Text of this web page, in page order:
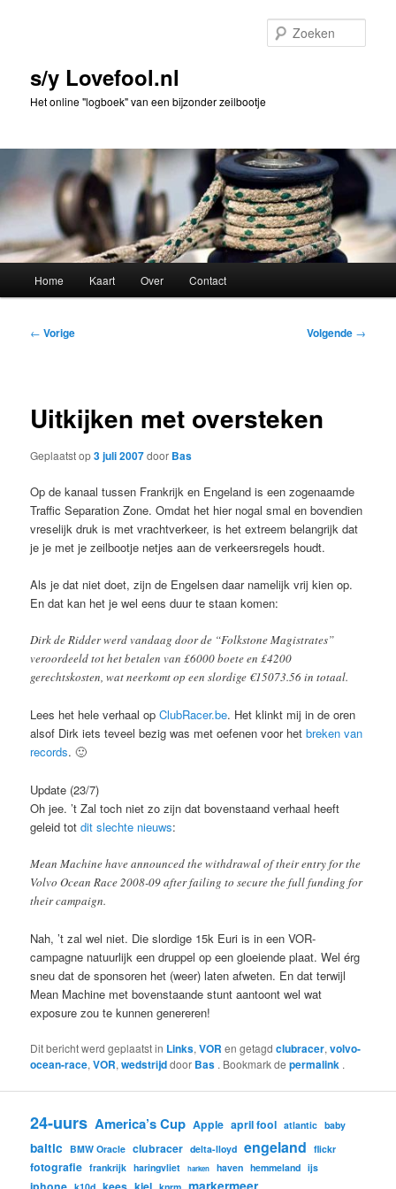
inhouds/y Lovefool.nl
Het online "logboek" van een bijzonder zeilbootje
Home Kaart Over Contact
Bericht
← Vorige Volgende →
Uitkijken met oversteken
Geplaatst op3 juli 2007door Bas
Op de kanaal tussen Frankrijk en Engeland is een zogenaamde
Traffic Separation Zone. Omdat het hier nogal smal en bovendien
vreselijk druk is met vrachtverkeer, is het extreem belangrijk dat
je je met je zeilbootje netjes aan de verkeersregels houdt.
Als je dat niet doet, zijn de Engelsen daar namelijk vrij kien op.
En dat kan het je wel eens duur te staan komen:
Dirk de Ridder werd vandaag door de “Folkstone Magistrates”
veroordeeld tot het betalen van £6000 boete en £4200
gerechtskosten, wat neerkomt op een slordige €15073.56 in totaal.
Lees het hele verhaal opClubRacer.be. Het klinkt mij in de oren
alsof Dirk iets teveel bezig was met oefenen voor hetbreken van
records. 🙂
Update (23/7)
Oh jee. ’t Zal toch niet zo zijn dat bovenstaand verhaal heeft
geleid totdit slechte nieuws:
Mean Machine have announced the withdrawal of their entry for the
Volvo Ocean Race 2008-09 after failing to secure the full funding for
their campaign.
Nah, ’t zal wel niet. Die slordige 15k Euri is in een VOR-
campagne natuurlijk een druppel op een gloeiende plaat. Wel érg
sneu dat de sponsoren het (weer) laten afweten. En dat terwijl
Mean Machine met bovenstaande stunt aantoont wel wat
exposure zou te kunnen genereren!
Dit bericht werd geplaatst in Links,VOR en getagdclubracer,volvo-
ocean-race,VOR,wedstrijddoor Bas . Bookmark depermalink .
24-uurs America’s Cup Apple april fool atlantic baby
baltic BMW Oracle clubracer delta-lloyd engeland flickr
fotografie frankrijk haringvliet harken haven hemmeland ijs